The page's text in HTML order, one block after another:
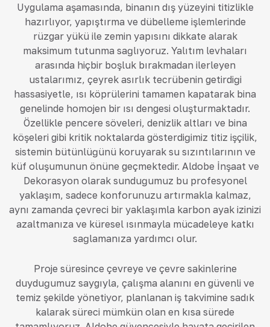
Uygulama aşamasında, binanın dış yüzeyini titizlikle
hazırlıyor, yapıştırma ve dübelleme işlemlerinde
rüzgar yükü ile zemin yapısını dikkate alarak
maksimum tutunma sağlıyoruz. Yalıtım levhaları
arasında hiçbir boşluk bırakmadan ilerleyen
ustalarımız, çeyrek asırlık tecrübenin getirdiği
hassasiyetle, ısı köprülerini tamamen kapatarak bina
genelinde homojen bir ısı dengesi oluşturmaktadır.
Özellikle pencere söveleri, denizlik altları ve bina
köşeleri gibi kritik noktalarda gösterdiğimiz titiz işçilik,
sistemin bütünlüğünü koruyarak su sızıntılarının ve
küf oluşumunun önüne geçmektedir. Aldobe İnşaat ve
Dekorasyon olarak sunduğumuz bu profesyonel
yaklaşım, sadece konforunuzu artırmakla kalmaz,
aynı zamanda çevreci bir yaklaşımla karbon ayak izinizi
azaltmanıza ve küresel ısınmayla mücadeleye katkı
sağlamanıza yardımcı olur.
Proje süresince çevreye ve çevre sakinlerine
duyduğumuz saygıyla, çalışma alanını en güvenli ve
temiz şekilde yönetiyor, planlanan iş takvimine sadık
kalarak süreci mümkün olan en kısa sürede